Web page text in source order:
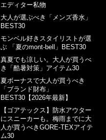
エディター私物
大人が選ぶべき「メンズ香水」
BEST30
モンベル好きスタイリストが選
ぶ 「夏のmont-bell」BEST30
真夏でも涼しい。大人が買うべ
き「酷暑対策」アイテム30
夏ボーナスで大人が買うべき
「ブランド財布」
BEST30【2026年最新】
【ゴアテックス】防水アウター
にスニーカーも。梅雨までに大
人が買うべきGORE-TEXアイテ
ム30